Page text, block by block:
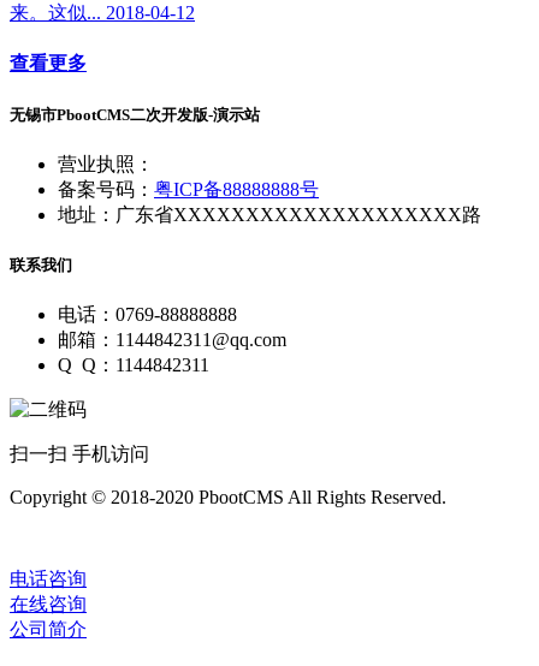
来。这似... 2018-04-12
查看更多
无锡市PbootCMS二次开发版-演示站
营业执照：
备案号码： 粤ICP备88888888号
地址：广东省XXXXXXXXXXXXXXXXXXXX路
联系我们
电话：0769-88888888
邮箱：1144842311@qq.com
Q Q：1144842311
扫一扫 手机访问
Copyright © 2018-2020 PbootCMS All Rights Reserved.
电话咨询
在线咨询
公司简介